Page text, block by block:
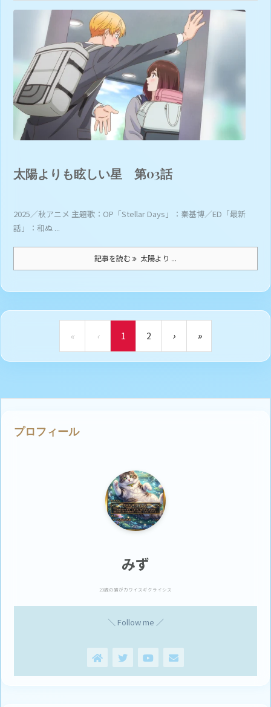
太陽よりも眩しい星 第03話
2025／秋アニメ 主題歌：OP「Stellar Days」：秦基博／ED「最新
話」：和ぬ ...
記事を読む 太陽より ...
« ‹ 1 2 › »
プロフィール
みず
23歳の猫がカワイスギクライシス
＼ Follow me ／